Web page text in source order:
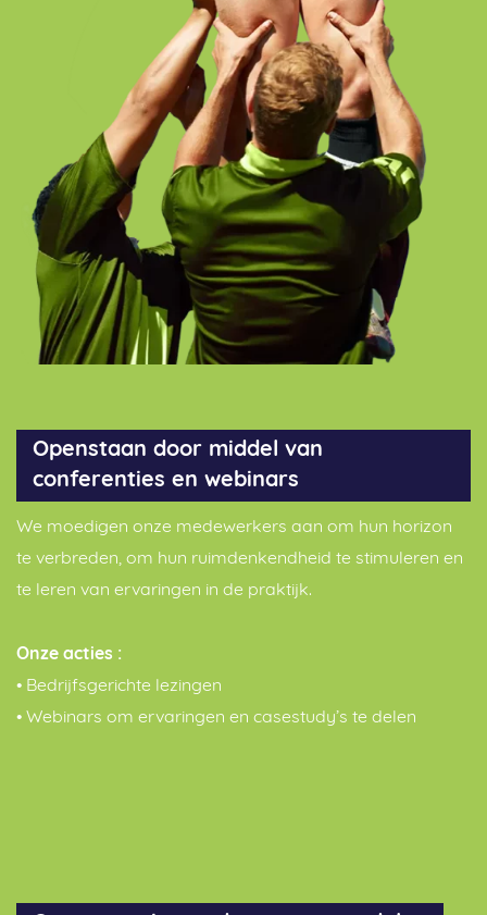
Openstaan door middel van
conferenties en webinars
We moedigen onze medewerkers aan om hun horizon
te verbreden, om hun ruimdenkendheid te stimuleren en
te leren van ervaringen in de praktijk.
Onze acties :
• Bedrijfsgerichte lezingen
• Webinars om ervaringen en casestudy’s te delen